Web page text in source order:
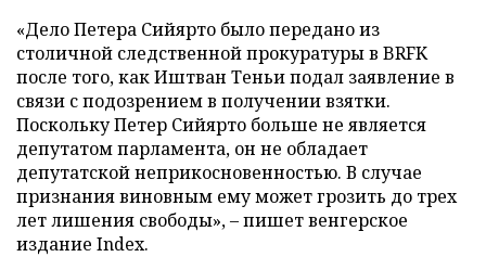
«Дело Петера Сийярто было передано из
столичной следственной прокуратуры в BRFK
после того, как Иштван Теньи подал заявление в
связи с подозрением в получении взятки.
Поскольку Петер Сийярто больше не является
депутатом парламента, он не обладает
депутатской неприкосновенностью. В случае
признания виновным ему может грозить до трех
лет лишения свободы», – пишет венгерское
издание Index.